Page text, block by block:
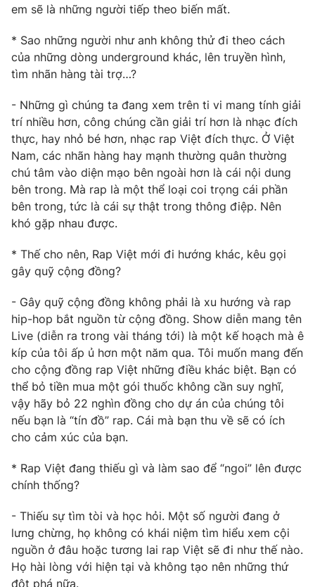
Theo dõi báo trên
Cơ quan chủ quản:Đài Truyền hình Việt Nam
Cơ quan báo chí:Thời báo VTV
Giấy phép hoạt động báo in và báo điện tử số 483/GP-BTTTT
cấp ngày 29/12/2023
Tổng Biên tập: Vũ Thanh Thủy
Phó Tổng Biên tập:Nguyễn Thị Mỹ Hạnh, Phạm Quốc Thắng,
Nguyễn Trọng Ninh
Tổng đài VTV:
024.38 355 931 - 024.38 355 932
Ðiện thoại Thời báo VTV:024.66 897 897
Email:toasoan@vtv.vn
® Cấm sao chép dưới mọi hình thức nếu không có sự chấp
thông tin từ website này.
em sẽ là những người tiếp theo biến mất.
* Sao những người như anh không thử đi theo cách
của những dòng underground khác, lên truyền hình,
tìm nhãn hàng tài trợ…?
- Những gì chúng ta đang xem trên ti vi mang tính giải
trí nhiều hơn, công chúng cần giải trí hơn là nhạc đích
thực, hay nhỏ bé hơn, nhạc rap Việt đích thực. Ở Việt
Nam, các nhãn hàng hay mạnh thường quân thường
chú tâm vào diện mạo bên ngoài hơn là cái nội dung
bên trong. Mà rap là một thể loại coi trọng cái phần
bên trong, tức là cái sự thật trong thông điệp. Nên
khó gặp nhau được.
* Thế cho nên, Rap Việt mới đi hướng khác, kêu gọi
gây quỹ cộng đồng?
- Gây quỹ cộng đồng không phải là xu hướng và rap
hip-hop bắt nguồn từ cộng đồng. Show diễn mang tên
Live (diễn ra trong vài tháng tới) là một kế hoạch mà ê
kíp của tôi ấp ủ hơn một năm qua. Tôi muốn mang đến
cho cộng đồng rap Việt những điều khác biệt. Bạn có
thể bỏ tiền mua một gói thuốc không cần suy nghĩ,
vậy hãy bỏ 22 nghìn đồng cho dự án của chúng tôi
nếu bạn là “tín đồ” rap. Cái mà bạn thu về sẽ có ích
cho cảm xúc của bạn.
* Rap Việt đang thiếu gì và làm sao để “ngoi” lên được
chính thống?
- Thiếu sự tìm tòi và học hỏi. Một số người đang ở
lưng chừng, họ không có khái niệm tìm hiểu xem cội
nguồn ở đâu hoặc tương lai rap Việt sẽ đi như thế nào.
Họ hài lòng với hiện tại và không tạo nên những thứ
đột phá nữa.